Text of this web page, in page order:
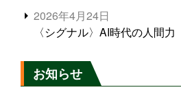
2026年4月24日
〈シグナル〉AI時代の人間力
お知らせ